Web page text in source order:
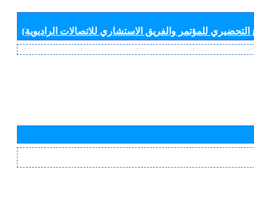
للمؤتمر والفريق الاستشاري للاتصالات الراديوية)